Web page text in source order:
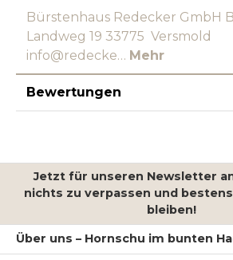
Bürstenhaus Redecker GmbH
Landweg 19 33775
info@redecke… Mehr
Bewertungen
Jetzt für unseren Newsletter
nichts zu verpassen und
bleiben!
Über uns – Hornschu im bunten